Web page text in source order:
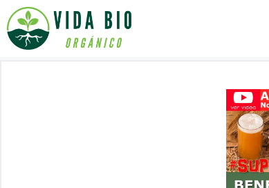
Saltar
al
contenido